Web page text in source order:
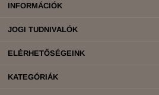
INFORMÁCIÓK
JOGI TUDNIVALÓK
ELÉRHETŐSÉGEINK
KATEGÓRIÁK